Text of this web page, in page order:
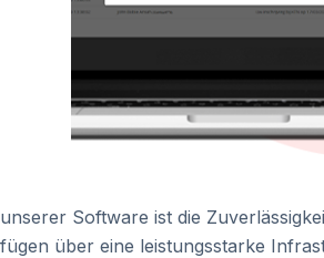
Software ist die
über eine leistungsstarke